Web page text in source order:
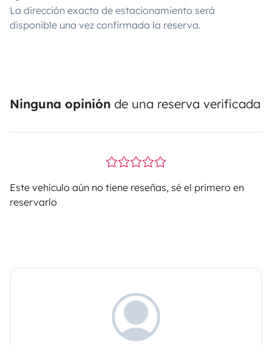
La dirección exacta de estacionamiento será
disponible una vez confirmada la reserva.
Ninguna opinión de una reserva verificada
Este vehículo aún no tiene reseñas, sé el primero en
reservarlo